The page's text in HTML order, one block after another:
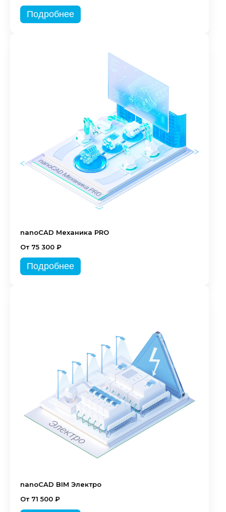
Подробнее
nanoCAD Механика PRO
От 75 300 ₽
Подробнее
nanoCAD BIM Электро
От 71 500 ₽